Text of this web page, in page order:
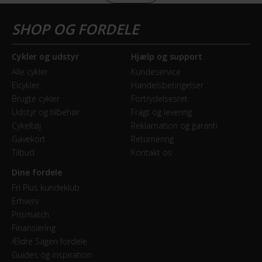
sadel.
Mulighed for delbetaling
Er du blevet interesseret i denne SCOTT Speedster 10
racercykel? Book en gratis prøvetur online, eller kom
ned forbi din lokale Fri BikeShop hvor du også kan høre
om mulighederne for delbetaling, hvis du ønsker at dele
betalingen op i mindre bidder.
Scott Speedster er en serie af hurtige racer- og
Endurance
BREMSER
Bagbremse
Hydraulisk skivebremse Shimano BR-R7070 Hyd.Disc
Forbremse
Hydraulisk skivebremse Shimano BR-R7070 Hyd.Disc
GEAR
Bagskifter
Shimano 105 RD-R7000-GS Black, 22 Speed
Cykler og udstyr
Alle cykler
Elcykler
Brugte cykler
Udstyr og tilbehør
Cykeltøj
Gavekort
Tilbud
Hjælp og support
Kundeservice
Handelsbetingelser
Fortrydelsesret
Fragt og levering
Reklamation og garanti
Returnering
Kontakt os
Dine fordele
Fri Plus kundeklub
Erhverv
Prismatch
Finansiering
Ældre Sagen fordele
Guides og inspiration